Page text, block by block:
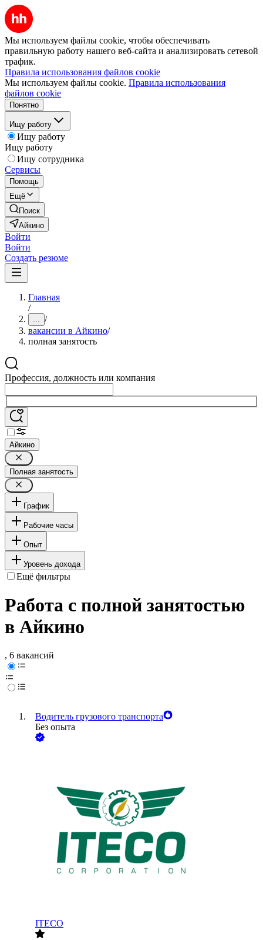
Мы используем файлы cookie, чтобы обеспечивать
правильную работу нашего веб-сайта и анализировать сетевой
трафик.
Правила использования файлов cookie
Мы используем файлы cookie. Правила использования
файлов cookie
Понятно
Ищу работу
Ищу работу
Ищу работу
Ищу сотрудника
Сервисы
Помощь
Ещё
Поиск
Айкино
Войти
Войти
Создать резюме
Главная
/
... /
вакансии в Айкино/
полная занятость
Профессия, должность или компания
Айкино
Полная занятость
График
Рабочие часы
Опыт
Уровень дохода
Ещё фильтры
Работа с полной занятостью
в Айкино
, 6 вакансий
Водитель грузового транспорта
Без опыта
ITECO